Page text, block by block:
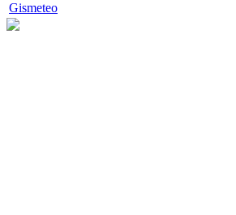
Gismeteo